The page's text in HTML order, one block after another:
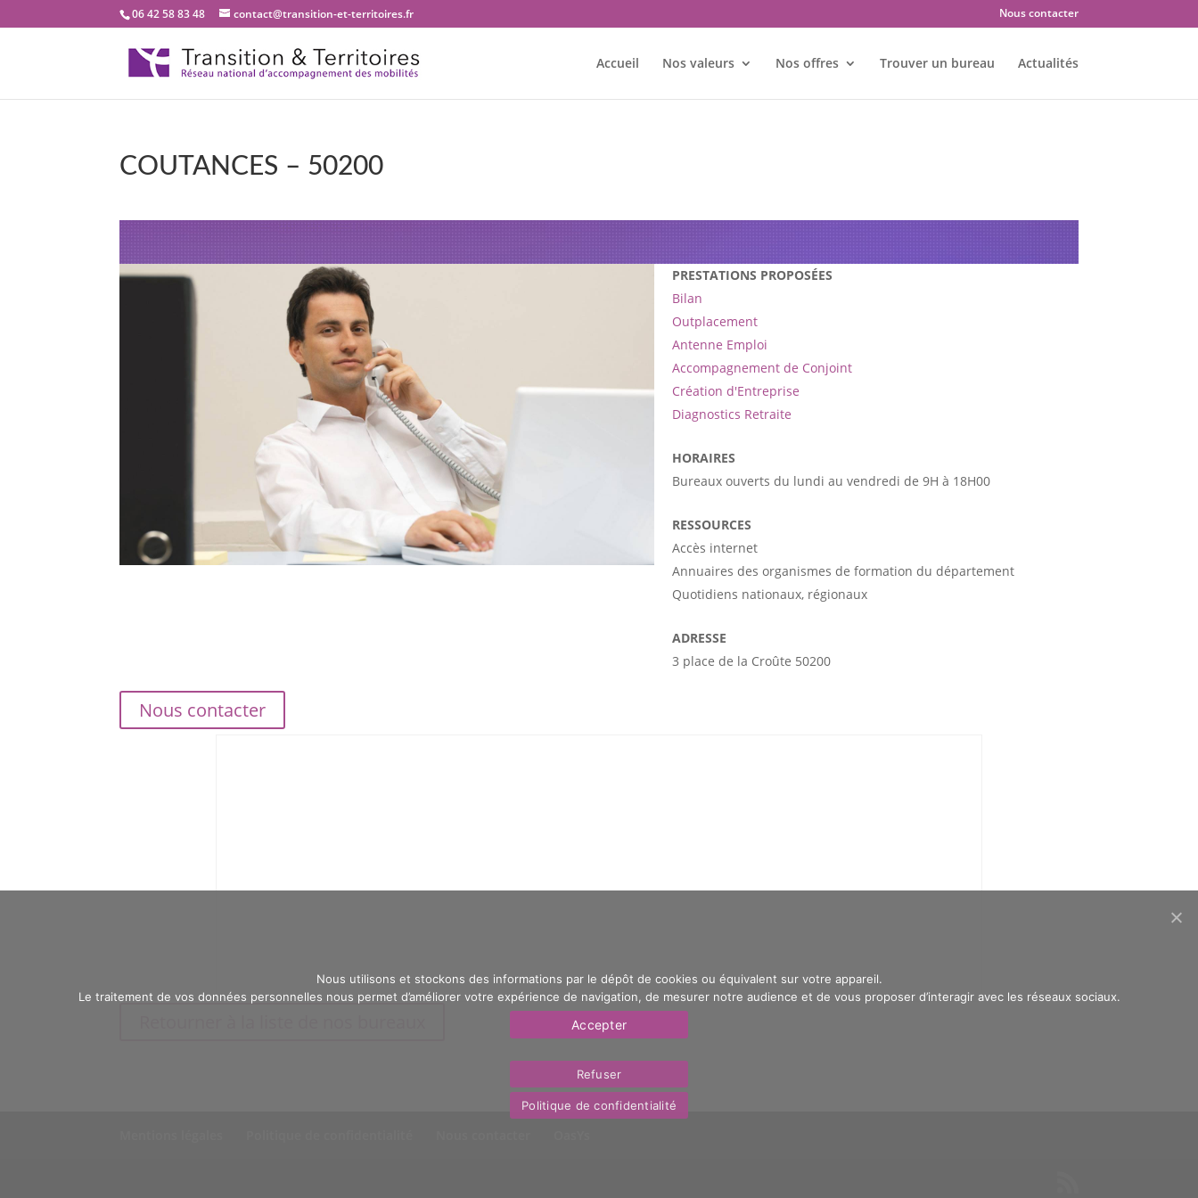
06 42 58 83 48 contact@transition-et-territoires.fr Nous contacter
Accueil Nos valeurs Nos offres Trouver un bureau Actualités
COUTANCES – 50200
Bienvenue dans notre bureau Transition et territoires : COUTANCES – 50200
PRESTATIONS PROPOSÉES
Bilan
Outplacement
Antenne Emploi
Accompagnement de Conjoint
Création d'Entreprise
Diagnostics Retraite
HORAIRES
Bureaux ouverts du lundi au vendredi de 9H à 18H00
RESSOURCES
Accès internet
Annuaires des organismes de formation du département
Quotidiens nationaux, régionaux
ADRESSE
3 place de la Croûte 50200
Nous contacter
Nous utilisons et stockons des informations par le dépôt de cookies ou équivalent sur votre appareil.
Le traitement de vos données personnelles nous permet d’améliorer votre expérience de navigation, de mesurer notre audience et de vous proposer d’interagir avec les réseaux sociaux.
Accepter
Refuser
Politique de confidentialité